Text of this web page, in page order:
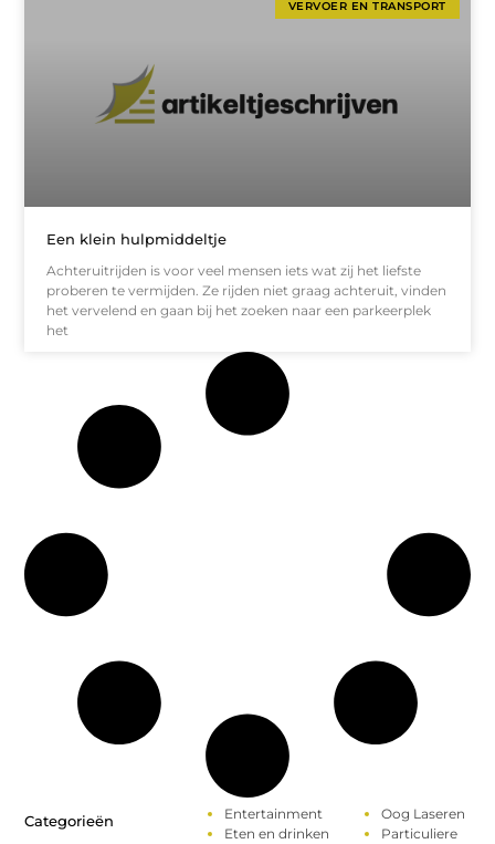
VERVOER EN TRANSPORT
Een klein hulpmiddeltje
Achteruitrijden is voor veel mensen iets wat zij het liefste
proberen te vermijden. Ze rijden niet graag achteruit, vinden
het vervelend en gaan bij het zoeken naar een parkeerplek
het
Categorieën
Entertainment
Eten en drinken
Oog Laseren
Particuliere